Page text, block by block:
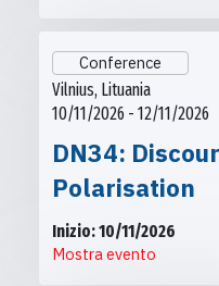
Conference
Vilnius, Lituania
10/11/2026 - 12/11/2026
DN34:
Polarisation
Inizio: 10/11/2026
Mostra evento